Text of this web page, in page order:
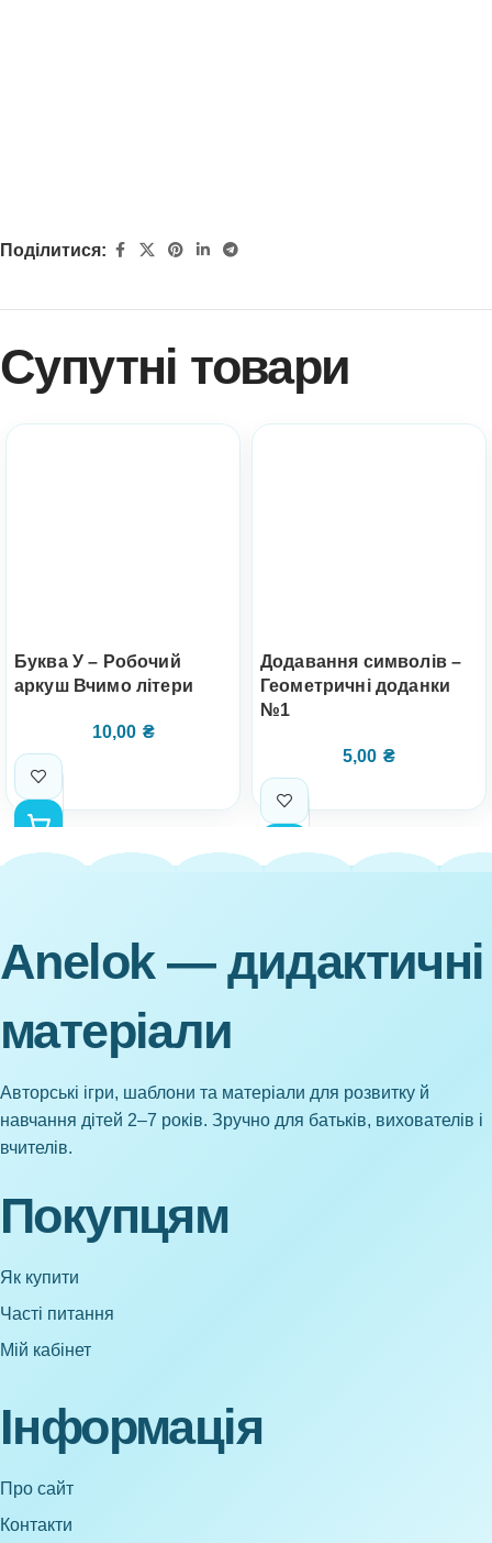
Поділитися:
Супутні товари
Буква У – Робочий
аркуш Вчимо літери
10,00 ₴
Додавання символів –
Геометричні доданки
№1
5,00 ₴
Anelok — дидактичні
матеріали
Авторські ігри, шаблони та матеріали для розвитку й
навчання дітей 2–7 років. Зручно для батьків, вихователів і
вчителів.
Покупцям
Як купити
Часті питання
Мій кабінет
Інформація
Про сайт
Контакти